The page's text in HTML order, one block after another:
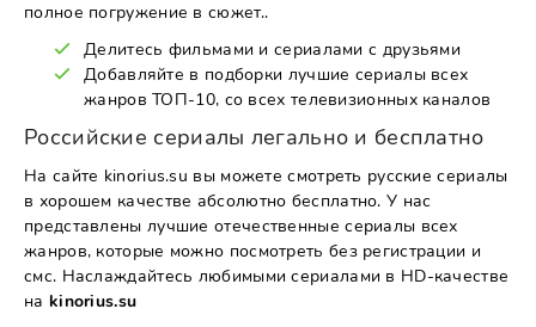
полное погружение в сюжет..
Делитесь фильмами и сериалами с друзьями
Добавляйте в подборки лучшие сериалы всех
жанров ТОП-10, со всех телевизионных каналов
Российские сериалы легально и бесплатно
На сайте kinorius.su вы можете смотреть русские сериалы
в хорошем качестве абсолютно бесплатно. У нас
представлены лучшие отечественные сериалы всех
жанров, которые можно посмотреть без регистрации и
смс. Наслаждайтесь любимыми сериалами в HD-качестве
на kinorius.su